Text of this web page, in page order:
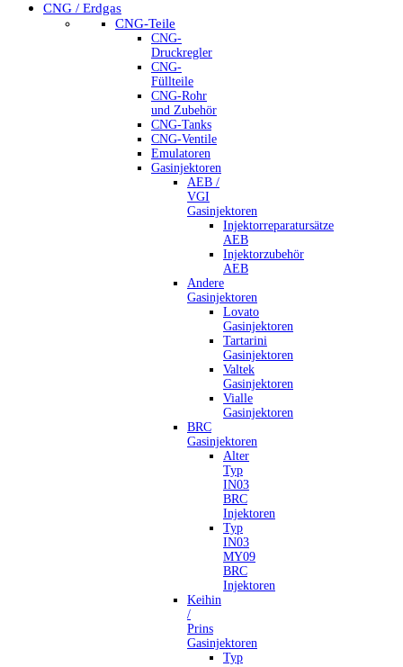
CNG / Erdgas
CNG-Teile
CNG-
Druckregler
CNG-
Füllteile
CNG-Rohr
und Zubehör
CNG-Tanks
CNG-Ventile
Emulatoren
Gasinjektoren
AEB /
VGI
Gasinjektoren
Injektorreparatursätze
AEB
Injektorzubehör
AEB
Andere
Gasinjektoren
Lovato
Gasinjektoren
Tartarini
Gasinjektoren
Valtek
Gasinjektoren
Vialle
Gasinjektoren
BRC
Gasinjektoren
Alter
Typ
IN03
BRC
Injektoren
Typ
IN03
MY09
BRC
Injektoren
Keihin
/
Prins
Gasinjektoren
Typ